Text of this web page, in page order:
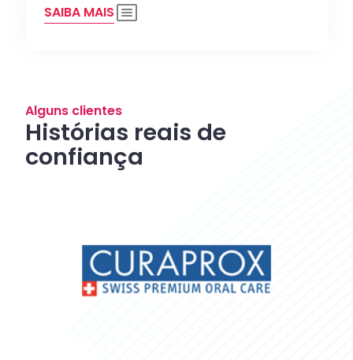
SAIBA MAIS
Alguns clientes
Histórias reais de
confiança